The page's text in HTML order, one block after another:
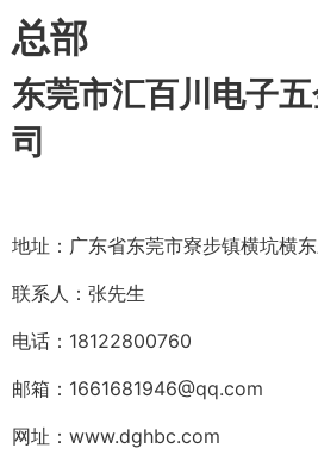
总部
东莞市汇百川电子
司
地址：广东省东莞市寮步镇横坑横
联系人：张先生
电话：18122800760
邮箱：1661681946@qq.com
网址：www.dghbc.com